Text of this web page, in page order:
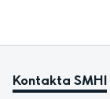
Kontakta SMHI